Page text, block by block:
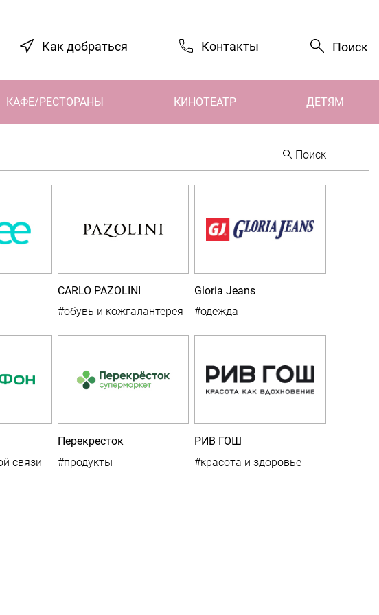
Как добраться Контакты Поиск
КАФЕ/РЕСТОРАНЫ КИНОТЕАТР ДЕТЯМ
Поиск
CARLO PAZOLINI
#обувь и кожгалантерея
Gloria Jeans
#одежда
связи
Перекресток
#продукты
РИВ ГОШ
#красота и здоровье